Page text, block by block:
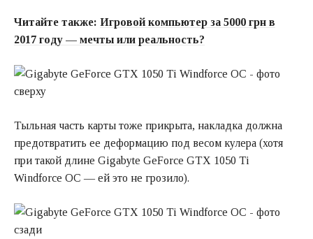
Читайте также: Игровой компьютер за 5000 грн в
2017 году — мечты или реальность?
Тыльная часть карты тоже прикрыта, накладка должна
предотвратить ее деформацию под весом кулера (хотя
при такой длине Gigabyte GeForce GTX 1050 Ti
Windforce OC — ей это не грозило).